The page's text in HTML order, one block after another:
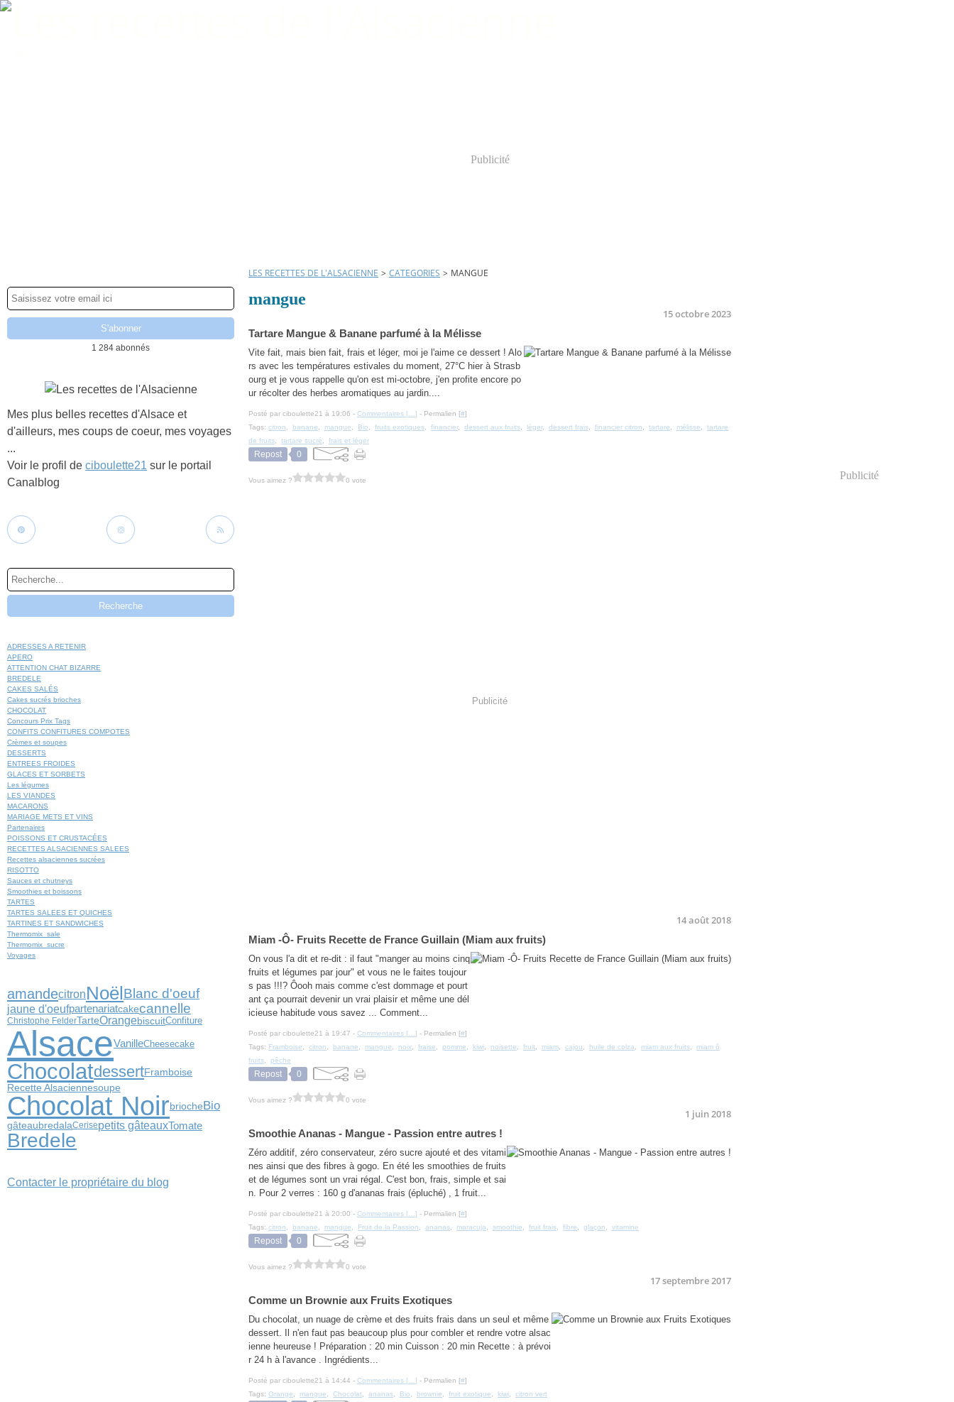
Publicité
1 284 abonnés
Mes plus belles recettes d'Alsace et
d'ailleurs, mes coups de coeur, mes voyages
...
Voir le profil de ciboulette21 sur le portail
Canalblog
ADRESSES A RETENIR
APERO
ATTENTION CHAT BIZARRE
BREDELE
CAKES SALÉS
Cakes sucrés brioches
CHOCOLAT
Concours Prix Tags
CONFITS CONFITURES COMPOTES
Crèmes et soupes
DESSERTS
ENTREES FROIDES
GLACES ET SORBETS
Les légumes
LES VIANDES
MACARONS
MARIAGE METS ET VINS
Partenaires
POISSONS ET CRUSTACÉES
RECETTES ALSACIENNES SALEES
Recettes alsaciennes sucrées
RISOTTO
Sauces et chutneys
Smoothies et boissons
TARTES
TARTES SALEES ET QUICHES
TARTINES ET SANDWICHES
Thermomix_sale
Thermomix_sucre
Voyages
amandecitronNoël Blanc d'oeuf
jaune d'oeufpartenariatcakecannelle
Christophe FelderTarteOrangebiscuitConfiture
AlsaceVanilleCheesecake
ChocolatdessertFramboise
Recette Alsaciennesoupe
Chocolat NoirbriocheBio
gâteaubredalaCerisepetits gâteauxTomate
Bredele
Contacter le propriétaire du blog
LES RECETTES DE L'ALSACIENNE > CATEGORIES > MANGUE
mangue
15 octobre 2023
Tartare Mangue & Banane parfumé à la Mélisse
Vite fait, mais bien fait, frais et léger, moi je l'aime ce dessert ! Alo
rs avec les températures estivales du moment, 27°C hier à Strasb
ourg et je vous rappelle qu'on est mi-octobre, j'en profite encore po
ur récolter des herbes aromatiques au jardin....
Posté par ciboulette21 à 19:06 - Commentaires [ ] - Permalien [#]
Tags: citron banane mangue Bio fruits exotiques financier, dessert aux fruits léger, dessert frais financier citron tartare mélisse
tartare
de fruits
tartare sucré frais et léger
Repost 0
Vous aimez ? 0 vote
Publicité
14 août 2018
Miam -Ô- Fruits Recette de France Guillain (Miam aux fruits)
On vous l'a dit et re-dit : il faut "manger au moins cinq
fruits et légumes par jour" et vous ne le faites toujour
s pas !!!? Ôooh mais comme c'est dommage et pourt
ant ça pourrait devenir un vrai plaisir et même une dél
icieuse habitude vous savez ... Comment...
Posté par ciboulette21 à 19:47 - Commentaires [ ] - Permalien [#]
Tags: Framboise citron banane mangue noix fraise pomme kiwi noisette fruit miam cajou huile de colza miam aux fruits
miam ô
fruits
pêche
Repost 0
Vous aimez ? 0 vote
1 juin 2018
Smoothie Ananas - Mangue - Passion entre autres !
Zéro additif, zéro conservateur, zéro sucre ajouté et des vitami
nes ainsi que des fibres à gogo. En été les smoothies de fruits
et de légumes sont un vrai régal. C'est bon, frais, simple et sai
n. Pour 2 verres : 160 g d'ananas frais (épluché) , 1 fruit...
Posté par ciboulette21 à 20:00 - Commentaires [ ] - Permalien [#]
Tags: citron banane mangue Fruit de la Passion ananas maracuja smoothie fruit frais fibre glaçon vitamine
Repost 0
Vous aimez ? 0 vote
17 septembre 2017
Comme un Brownie aux Fruits Exotiques
Du chocolat, un nuage de crème et des fruits frais dans un seul et même
dessert. Il n'en faut pas beaucoup plus pour combler et rendre votre alsac
ienne heureuse ! Préparation : 20 min Cuisson : 20 min Recette : à prévoi
r 24 h à l'avance . Ingrédients...
Posté par ciboulette21 à 14:44 - Commentaires [ ] - Permalien [#]
Tags: Orange mangue Chocolat ananas Bio brownie fruit exotique kiwi citron vert
Publicité